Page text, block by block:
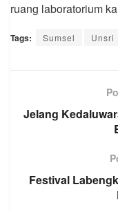
ruang laboratorium
Tags: Sumsel Unsri
Jelang
Festival